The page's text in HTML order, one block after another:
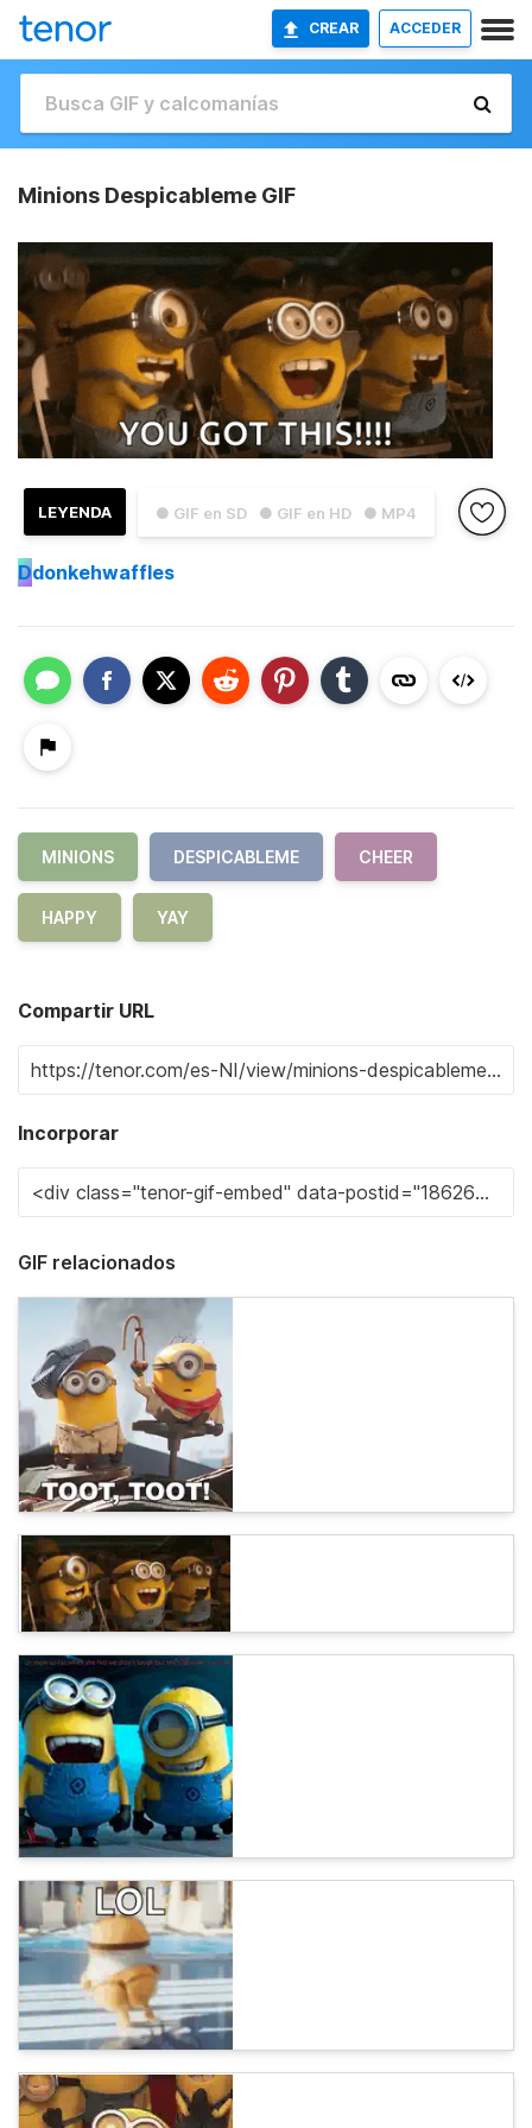
CREAR ACCEDER
Minions Despicableme GIF
● GIF en SD ● GIF en HD ● MP4
LEYENDA
Ddonkehwaffles
MINIONS DESPICABLEME CHEER
HAPPY YAY
Compartir URL
Incorporar
GIF relacionados